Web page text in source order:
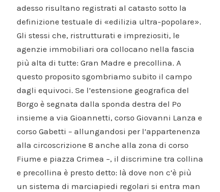
adesso risultano registrati al catasto sotto la
definizione testuale di «edilizia ultra-popolare».
Gli stessi che, ristrutturati e impreziositi, le
agenzie immobiliari ora collocano nella fascia
più alta di tutte: Gran Madre e precollina. A
questo proposito sgombriamo subito il campo
dagli equivoci. Se l’estensione geografica del
Borgo è segnata dalla sponda destra del Po
insieme a via Gioannetti, corso Giovanni Lanza e
corso Gabetti – allungandosi per l’appartenenza
alla circoscrizione 8 anche alla zona di corso
Fiume e piazza Crimea –, il discrimine tra collina
e precollina è presto detto: là dove non c’è più
un sistema di marciapiedi regolari si entra man